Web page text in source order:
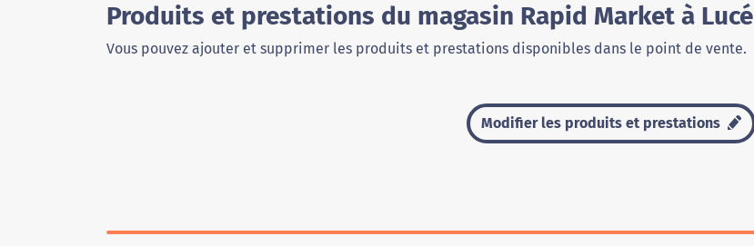
Produits et prestations du magasin Rapid Market à Lucé
Vous pouvez ajouter et supprimer les produits et prestations disponibles dans le point de vente.
Modifier les produits et prestations